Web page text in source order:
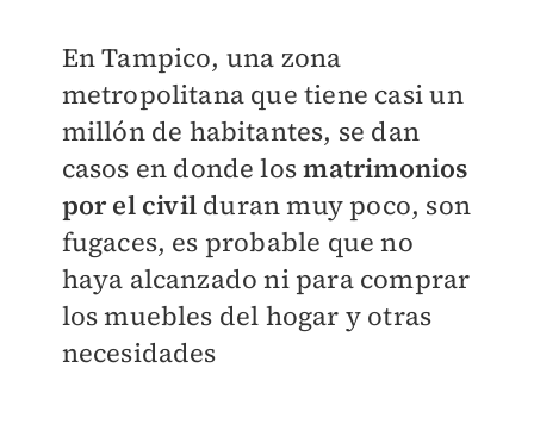
En Tampico, una zona
metropolitana que tiene casi un
millón de habitantes, se dan
casos en donde losmatrimonios
por el civil duran muy poco, son
fugaces, es probable que no
haya alcanzado ni para comprar
los muebles del hogar y otras
necesidades